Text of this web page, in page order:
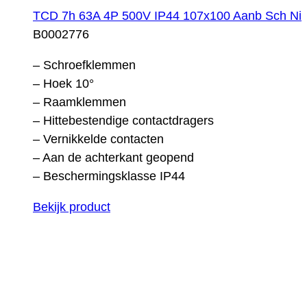
TCD 7h 63A 4P 500V IP44 107x100 Aanb Sch Ni
B0002776
– Schroefklemmen
– Hoek 10°
– Raamklemmen
– Hittebestendige contactdragers
– Vernikkelde contacten
– Aan de achterkant geopend
– Beschermingsklasse IP44
Bekijk product